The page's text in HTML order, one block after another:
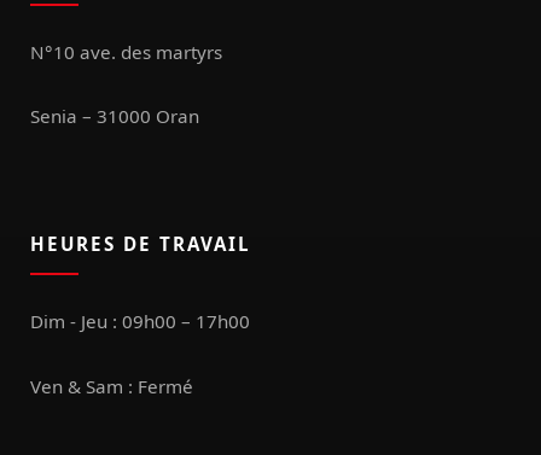
N°10 ave. des martyrs
Senia – 31000 Oran
HEURES DE TRAVAIL
Dim - Jeu : 09h00 – 17h00
Ven & Sam : Fermé